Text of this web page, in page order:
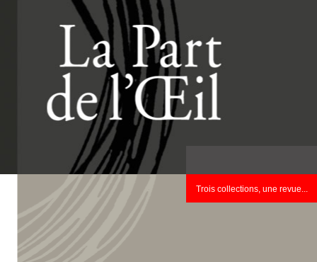
Trois collections, une revue...